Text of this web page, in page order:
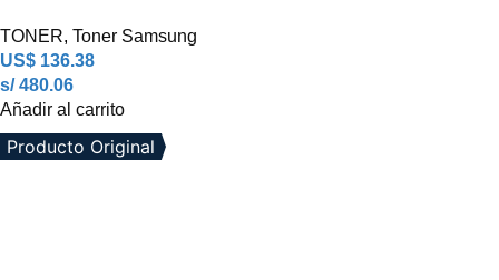
TONER, Toner Samsung
US$ 136.38
s/ 480.06
Añadir al carrito
Producto Original